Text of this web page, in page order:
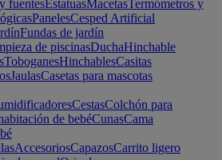
fuentesEstatuasMacetasTermómetros y
PanelesCesped Artificial
Fundas de jardín
de piscinasDuchaHinchable
ToboganesHinchablesCasitas
JaulasCasetas para mascotas
CestasColchón para
de bebéCunasCama
AccesoriosCapazosCarrito ligero